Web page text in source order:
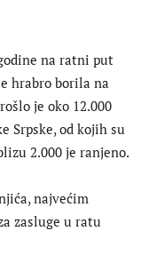
na ratni put
hrabro borila na
je oko 12.000
Srpske, od kojih su
2.000 je ranjeno.
najvećim
zasluge u ratu